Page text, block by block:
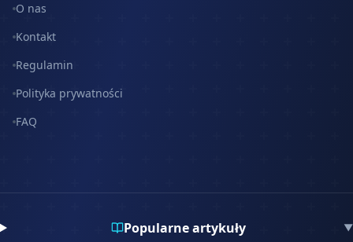
O nas
Kontakt
Regulamin
Polityka prywatności
FAQ
Popularne artykuły ▼